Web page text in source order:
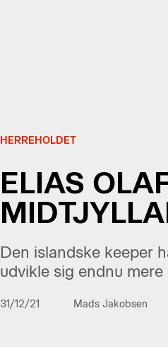
HERREHOLDET
ELIAS
Den islandske keeper
udvikle sig endnu
31/12/21 Mads Jakobsen